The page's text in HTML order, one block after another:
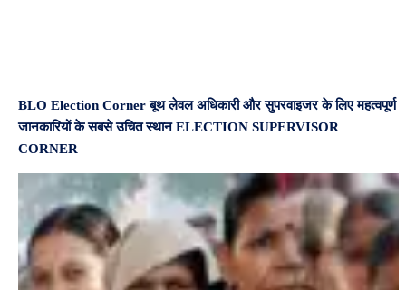
BLO Election Corner बूथ लेवल अधिकारी और सुपरवाइजर के लिए महत्वपूर्ण
जानकारियों के सबसे उचित स्थान ELECTION SUPERVISOR
CORNER